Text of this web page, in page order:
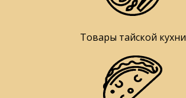
Товары тайской кухни